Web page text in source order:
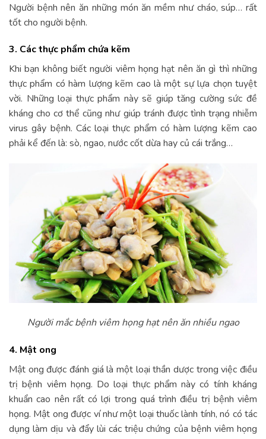
Người bệnh nên ăn những món ăn mềm như cháo, súp… rất
tốt cho người bệnh.
3. Các thực phẩm chứa kẽm
Khi bạn không biết người viêm họng hạt nên ăn gì thì những
thực phẩm có hàm lượng kẽm cao là một sự lựa chọn tuyệt
vời. Những loại thực phẩm này sẽ giúp tăng cường sức đề
kháng cho cơ thể cũng như giúp tránh được tình trạng nhiễm
virus gây bệnh. Các loại thực phẩm có hàm lượng kẽm cao
phải kể đến là: sò, ngao, nước cốt dừa hay củ cái trắng…
Người mắc bệnh viêm họng hạt nên ăn nhiều ngao
4. Mật ong
Mật ong được đánh giá là một loại thần dược trong việc điều
trị bệnh viêm họng. Do loại thực phẩm này có tính kháng
khuẩn cao nên rất có lợi trong quá trình điều trị bệnh viêm
họng. Mật ong được ví như một loại thuốc lành tính, nó có tác
dụng làm dịu và đẩy lùi các triệu chứng của bệnh viêm họng